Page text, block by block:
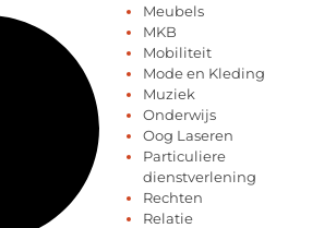
Meubels
MKB
Mobiliteit
Mode en Kleding
Muziek
Onderwijs
Oog Laseren
Particuliere
dienstverlening
Rechten
Relatie